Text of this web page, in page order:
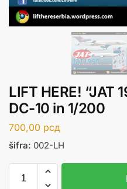
LIFT HERE! “JAT
DC-10 in 1/200
700,00 рсд
šifra: 002-LH